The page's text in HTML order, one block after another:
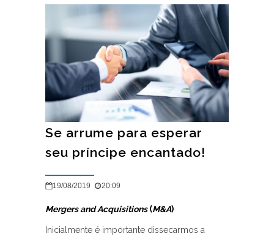
Se arrume para esperar
seu príncipe encantado!
19/08/2019 20:09
Mergers and Acquisitions(M&A)
Inicialmente é importante dissecarmos a